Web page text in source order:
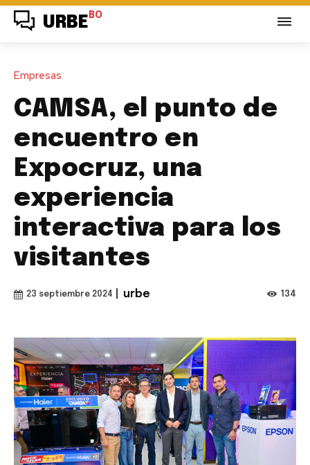
URBE BO
Empresas
CAMSA, el punto de
encuentro en
Expocruz, una
experiencia
interactiva para los
visitantes
23 septiembre 2024 urbe 134